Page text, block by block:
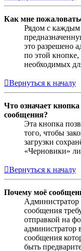
Как мне
Рядом с
это разрешено
по этой кнопке,
необходимых
Вернуться к началу
Что означает
сообщения?
Эта кнопка
того, чтобы
загрузки
«Черновики»
Вернуться к началу
Почему моё
сообщения
отправкой на
администратор
сообщения
быть